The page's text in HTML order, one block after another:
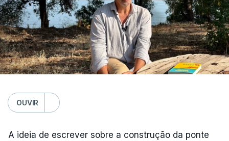
OUVIR
A ideia de escrever sobre a construção da ponte